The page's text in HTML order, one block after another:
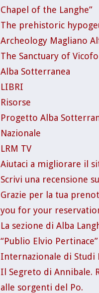
Chapel of the Langhe”
The prehistoric
Archeology Magliano
The Sanctuary of
Alba Sotterranea
LIBRI
Risorse
Progetto Alba
Nazionale
LRM TV
Aiutaci a migliorare il
Scrivi una recensione
Grazie per la tua
you for your
La sezione di Alba
“Publio Elvio
Internazionale di Studi
Il Segreto di Annibale.
alle sorgenti del Po.